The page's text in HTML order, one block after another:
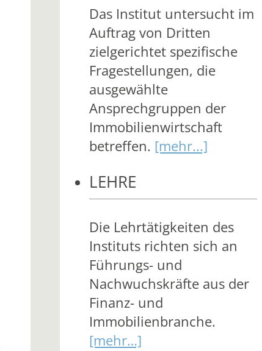
Das Institut untersucht im
Auftrag von Dritten
zielgerichtet spezifische
Fragestellungen, die
ausgewählte
Ansprechgruppen der
Immobilienwirtschaft
betreffen. [mehr...]
LEHRE
Die Lehrtätigkeiten des
Instituts richten sich an
Führungs- und
Nachwuchskräfte aus der
Finanz- und
Immobilienbranche.
[mehr…]